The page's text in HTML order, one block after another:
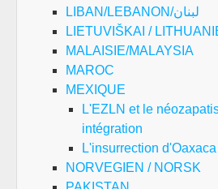
LIBAN/LEBANON/لبنان
LIETUVIŠKAI /
MALAISIE/MALAYSIA
MAROC
MEXIQUE
L'EZLN et le
intégration
L'insurrection
NORVEGIEN / NORSK